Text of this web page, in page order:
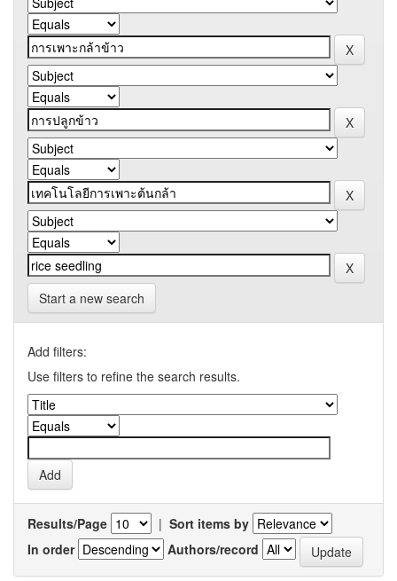
Start a new search
Add filters:
Use filters to refine the search results.
Results/Page | Sort items by
In order
Authors/record